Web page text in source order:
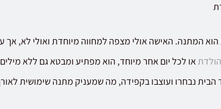
המתנה. האישה אולי מצפה למחווה מיוחדת ואולי לא,
או לכל יום אחר מיוחד, הוא מפתיע ומבטא גם ללא
נבחרו ועוצבו בקפידה, מה שמעניק מתנה שימושית